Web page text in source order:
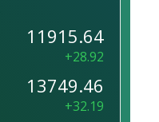
11915.64
+28.92
13749.46
+32.19